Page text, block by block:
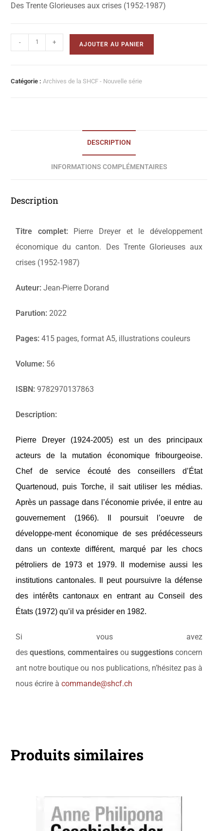
Des Trente Glorieuses aux crises (1952-1987)
- + AJOUTER AU PANIER
Catégorie : Archives de la SHCF - Nouvelle série
DESCRIPTION
INFORMATIONS COMPLÉMENTAIRES
Description
Titre complet: Pierre Dreyer et le développement
économique du canton. Des Trente Glorieuses aux
crises (1952-1987)
Auteur: Jean-Pierre Dorand
Parution: 2022
Pages:415 pages, format A5, illustrations couleurs
Volume: 56
ISBN: 9782970137863
Description:
Pierre Dreyer (1924-2005) est un des principaux
acteurs de la mutation économique fribourgeoise.
Chef de service écouté des conseillers d’État
Quartenoud, puis Torche, il sait utiliser les médias.
Après un passage dans l’économie privée, il entre au
gouvernement (1966). Il poursuit l’oeuvre de
développe-ment économique de ses prédécesseurs
dans un contexte différent, marqué par les chocs
pétroliers de 1973 et 1979. Il modernise aussi les
institutions cantonales. Il peut poursuivre la défense
des intérêts cantonaux en entrant au Conseil des
États (1972) qu’il va présider en 1982.
Si vous avez
desquestions, commentairesou suggestionsconcern
ant notre boutique ou nos publications, n’hésitez pas à
nous écrire àcommande@shcf.ch
Produits similaires